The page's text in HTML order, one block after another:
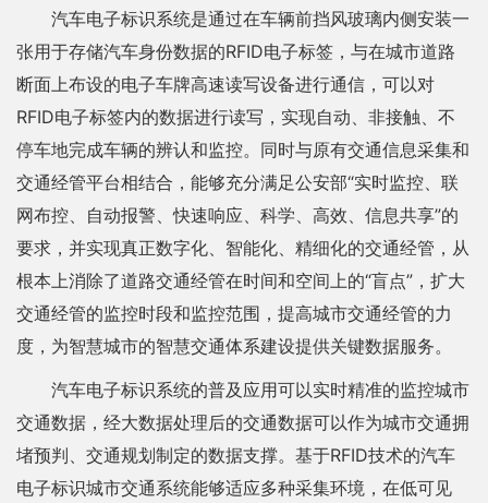
汽车电子标识系统是通过在车辆前挡风玻璃内侧安装一
张用于存储汽车身份数据的RFID电子标签，与在城市道路
断面上布设的电子车牌高速读写设备进行通信，可以对
RFID电子标签内的数据进行读写，实现自动、非接触、不
停车地完成车辆的辨认和监控。同时与原有交通信息采集和
交通经管平台相结合，能够充分满足公安部“实时监控、联
网布控、自动报警、快速响应、科学、高效、信息共享”的
要求，并实现真正数字化、智能化、精细化的交通经管，从
根本上消除了道路交通经管在时间和空间上的“盲点”，扩大
交通经管的监控时段和监控范围，提高城市交通经管的力
度，为智慧城市的智慧交通体系建设提供关键数据服务。
汽车电子标识系统的普及应用可以实时精准的监控城市
交通数据，经大数据处理后的交通数据可以作为城市交通拥
堵预判、交通规划制定的数据支撑。基于RFID技术的汽车
电子标识城市交通系统能够适应多种采集环境，在低可见